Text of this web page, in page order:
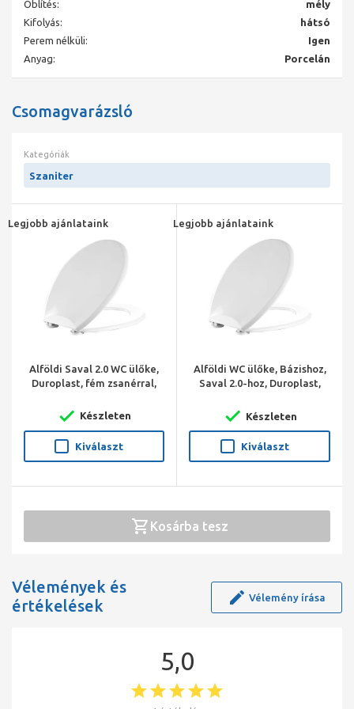
Öblítés:
mély
Kifolyás:
hátsó
Perem nélküli:
Igen
Anyag:
Porcelán
Csomagvarázsló
Kategóriák
Szaniter
Alföldi Saval 2.0 WC ülőke,
Duroplast, fém zsanérral,
Release rendszerrel, fehér
Legjobb ajánlataink
Készleten
Kiválaszt
Alföldi WC ülőke, Bázishoz,
Saval 2.0-hoz, Duroplast,
Legjobb ajánlataink
Készleten
Kiválaszt
Kosárba tesz
Vélemények és
értékelések
Vélemény írása
5,0